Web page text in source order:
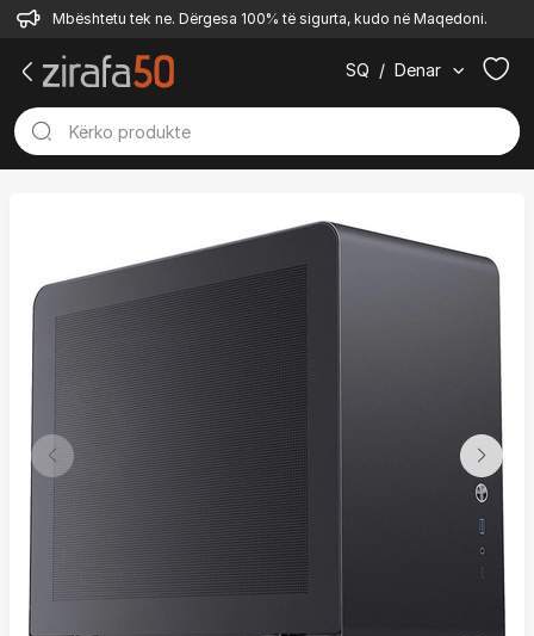
Mbështetu tek ne. Dërgesa 100% të sigurta, kudo në Maqedoni.
SQ / Denar